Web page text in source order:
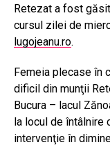
Retezat a fost
cursul zilei de
lugojeanu.ro.
Femeia plecase în
dificil din munţii
Bucura – lacul
la locul de întâlnire
intervenţie în